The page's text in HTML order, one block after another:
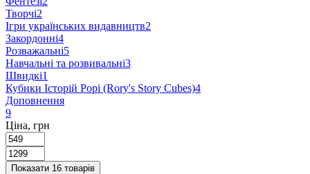
Творчі2
Ігри українських видавництв2
Закордонні4
Розважальні5
Навчальні та розвивальні3
Швидкі1
Кубики Історій Рорі (Rory's Story Cubes)4
Доповнення
9
Ціна, грн
Показати 16 товарів